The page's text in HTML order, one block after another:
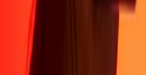
Acerca de
Conviértete en agente
Conviértete en socio estratégico
Carreras Promociones
Transferencia internacional de dinero
Soporte